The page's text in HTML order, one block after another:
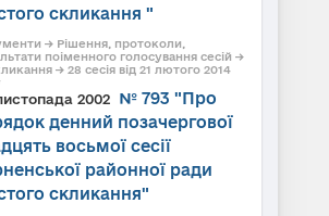
скликання "
→ Рішення, протоколи,
поіменного голосування сесій →
→ 28 сесія від 21 лютого 2014
2002
№ 793 "Про
денний позачергової
восьмої сесії
районної ради
скликання"